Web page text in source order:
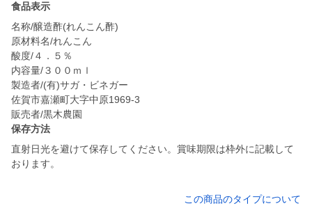
食品表示
名称/醸造酢(れんこん酢)
原材料名/れんこん
酸度/４．５％
内容量/３００ｍｌ
製造者/(有)サガ・ビネガー
佐賀市嘉瀬町大字中原1969-3
保存方法
直射日光を避けて保存してください。賞味期限は枠外に記載して
おります。
この商品のタイプについて